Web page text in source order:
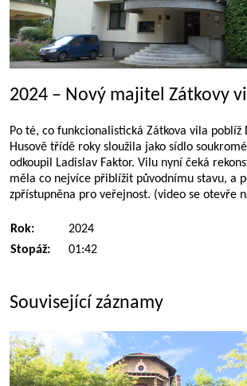
2024 – Nový majitel Zátkovy
Po té, co funkcionalistická Zátkova vila poblíž
Husově třídě roky sloužila jako sídlo
odkoupil Ladislav Faktor. Vilu nyní čeká
měla co nejvíce přiblížit původnímu stavu, a
zpřístupněna pro veřejnost. (video se otevře
Rok:
2024
Stopáž:
01:42
Související záznamy